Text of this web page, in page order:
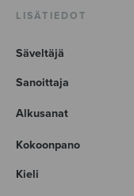
LISÄTIEDOT
Säveltäjä
Sanoittaja
Alkusanat
Kokoonpano
Kieli